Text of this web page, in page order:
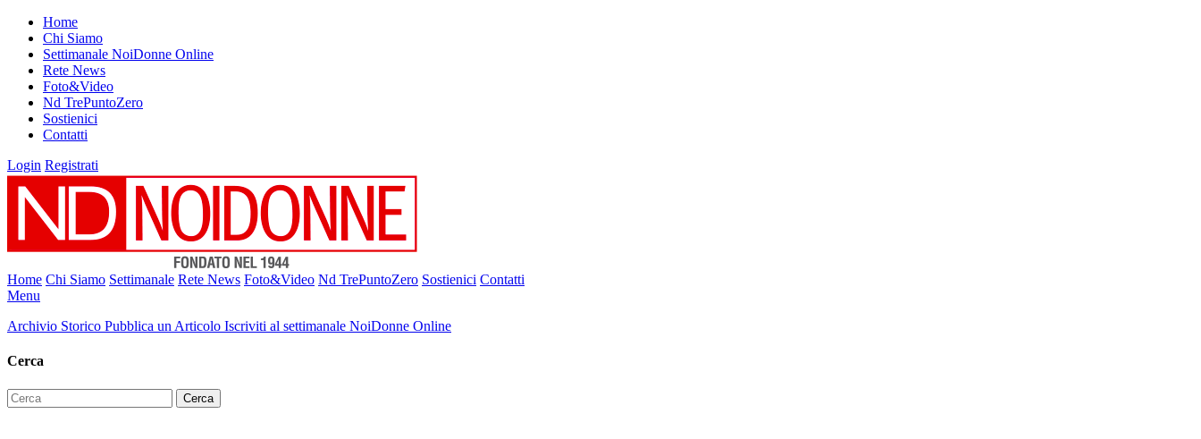
Home
Chi Siamo
Settimanale NoiDonne Online
Rete News
Foto&Video
Nd TrePuntoZero
Sostienici
Contatti
Login Registrati
Home Chi Siamo Settimanale Rete News Foto&Video Nd TrePuntoZero Sostienici Contatti
Menu
Archivio Storico Pubblica un Articolo Iscriviti al settimanale NoiDonne Online
Cerca